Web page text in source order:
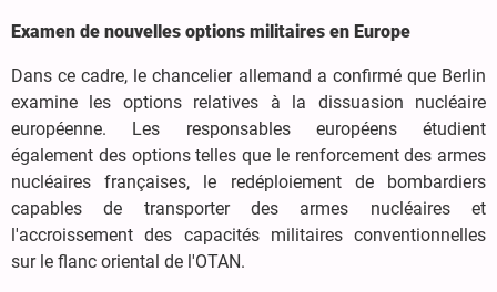
Examen de nouvelles options militaires en Europe
Dans ce cadre, le chancelier allemand a confirmé que Berlin
examine les options relatives à la dissuasion nucléaire
européenne. Les responsables européens étudient
également des options telles que le renforcement des armes
nucléaires françaises, le redéploiement de bombardiers
capables de transporter des armes nucléaires et
l'accroissement des capacités militaires conventionnelles
sur le flanc oriental de l'OTAN.